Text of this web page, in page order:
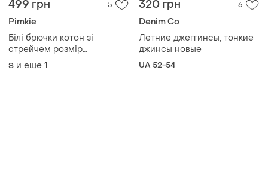
499 грн 5
Pimkie
Білі брючки котон зі
стрейчем розмір
повномірна с
S и еще 1
320 грн 6
Denim Co
Летние джеггинсы, тонкие
джинсы новые
UA 52-54